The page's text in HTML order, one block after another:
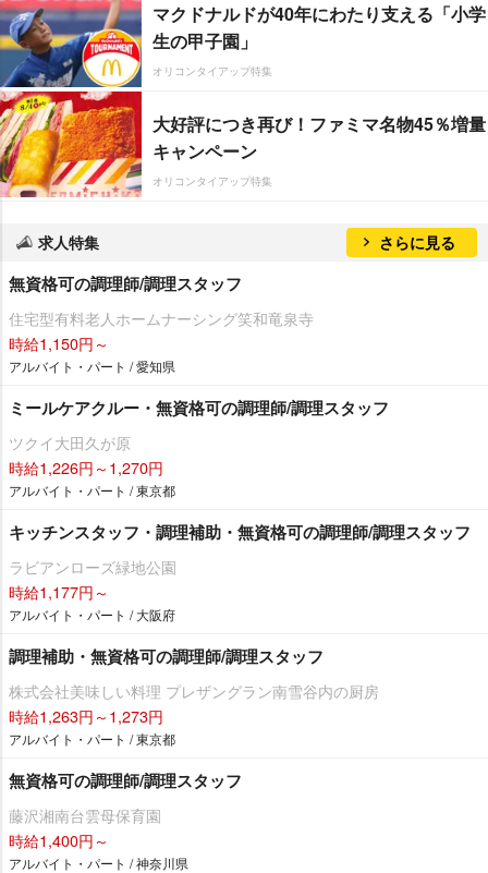
マクドナルドが40年にわたり支える「小学
生の甲子園」
オリコンタイアップ特集
大好評につき再び！ファミマ名物45％増量
キャンペーン
オリコンタイアップ特集
求人特集 さらに見る
無資格可の調理師/調理スタッフ
住宅型有料老人ホームナーシング笑和竜泉寺
時給1,150円～
アルバイト・パート / 愛知県
ミールケアクルー・無資格可の調理師/調理スタッフ
ツクイ大田久が原
時給1,226円～1,270円
アルバイト・パート / 東京都
キッチンスタッフ・調理補助・無資格可の調理師/調理スタッフ
ラビアンローズ緑地公園
時給1,177円～
アルバイト・パート / 大阪府
調理補助・無資格可の調理師/調理スタッフ
株式会社美味しい料理 プレザングラン南雪谷内の厨房
時給1,263円～1,273円
アルバイト・パート / 東京都
無資格可の調理師/調理スタッフ
藤沢湘南台雲母保育園
時給1,400円～
アルバイト・パート / 神奈川県